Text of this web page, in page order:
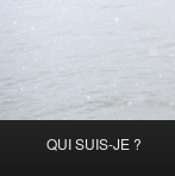
principal
QUI SUIS-JE ?